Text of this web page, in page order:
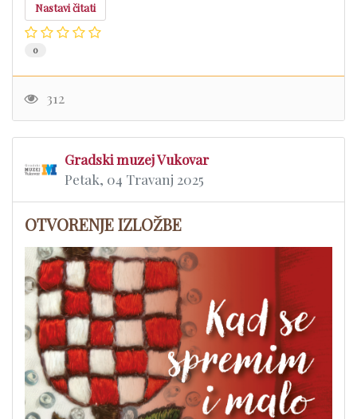
Nastavi čitati
0
312
Gradski muzej Vukovar
Petak, 04 Travanj 2025
OTVORENJE IZLOŽBE